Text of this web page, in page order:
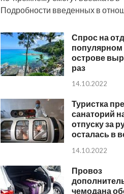
Подробности введенных в
Спрос на
популярном
острове
раз
14.10.2022
Туристка
санаторий
отпуску за
осталась в
14.10.2022
Провоз
чемодана